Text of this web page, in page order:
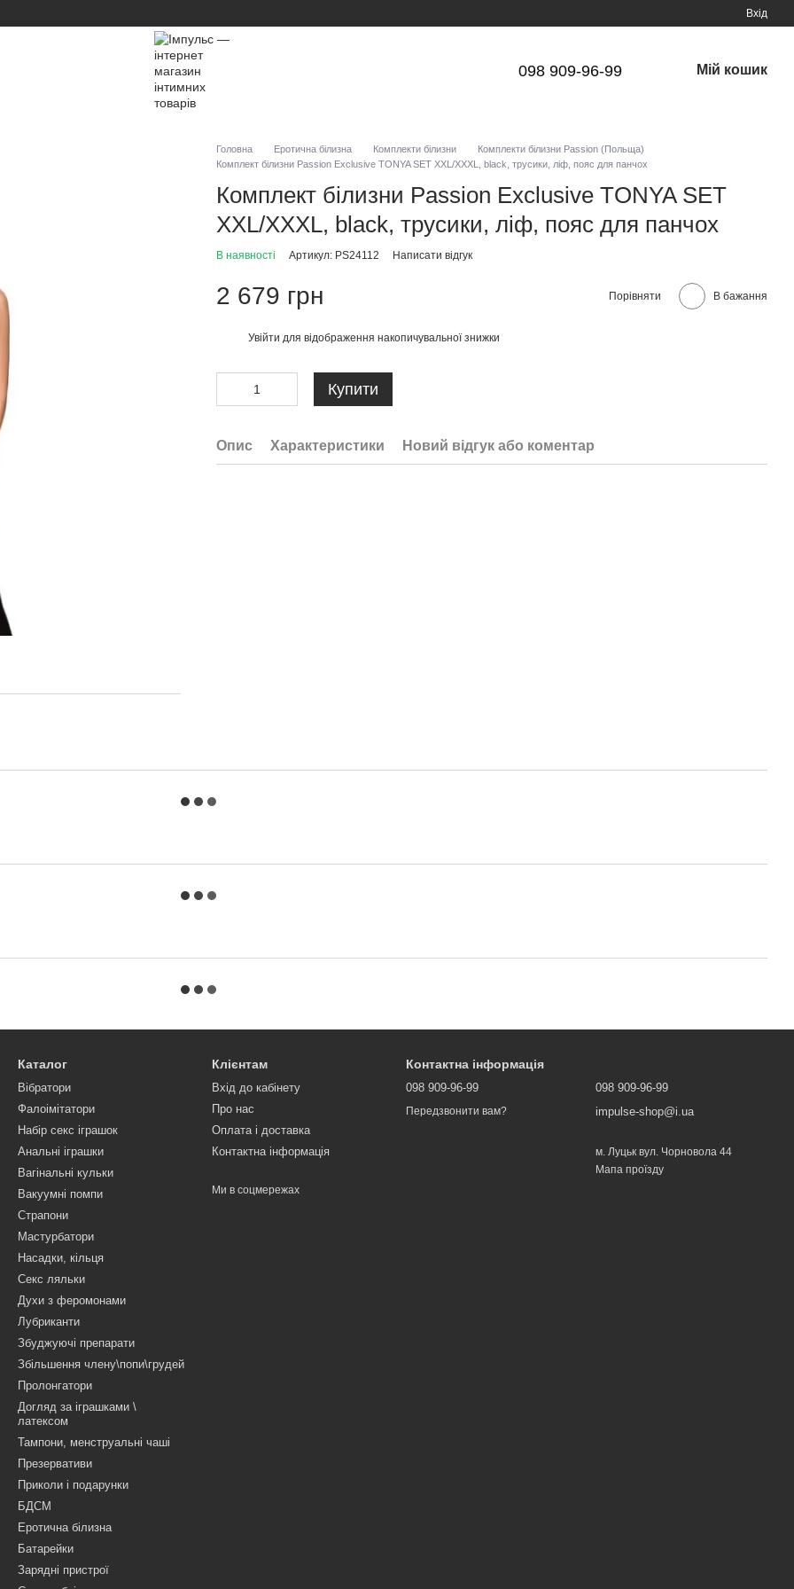
Вхід
098 909-96-99 Мій кошик
Головна Еротична білизна Комплекти білизни
Комплекти білизни Passion (Польща)
Комплект білизни Passion Exclusive TONYA SET XXL/XXXL, black, трусики, ліф, пояс для панчох
Комплект білизни Passion Exclusive TONYA SET
XXL/XXXL, black, трусики, ліф, пояс для панчох
В наявності Артикул: PS24112 Написати відгук
2 679 грн Порівняти В бажання
Увійти для відображення накопичувальної знижки
Купити
Опис Характеристики Новий відгук або коментар
Каталог
Вібратори
Фалоімітатори
Набір секс іграшок
Анальні іграшки
Вагінальні кульки
Вакуумні помпи
Страпони
Мастурбатори
Насадки, кільця
Секс ляльки
Духи з феромонами
Лубриканти
Збуджуючі препарати
Збільшення члену\попи\грудей
Пролонгатори
Догляд за іграшками \
латексом
Тампони, менструальні чаші
Презервативи
Приколи і подарунки
БДСМ
Еротична білизна
Батарейки
Зарядні пристрої
Клієнтам
Вхід до кабінету
Про нас
Оплата і доставка
Контактна інформація
Ми в соцмережах
Контактна інформація
098 909-96-99
Передзвонити вам?
098 909-96-99
impulse-shop@i.ua
м. Луцьк вул. Чорновола 44
Мапа проїзду